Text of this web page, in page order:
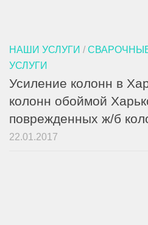
НАШИ УСЛУГИ /
УСЛУГИ
Усиление колонн в
колонн обоймой
поврежденных ж/б
22.01.2017